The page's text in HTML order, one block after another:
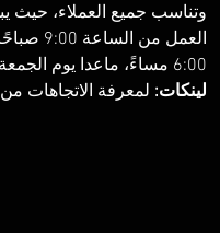
وتناسب جميع العملاء، حيث
العمل من
6:00 مساءً، ماعدا يوم الجمعة.
لينكات: لمعرفة الاتجاهات من